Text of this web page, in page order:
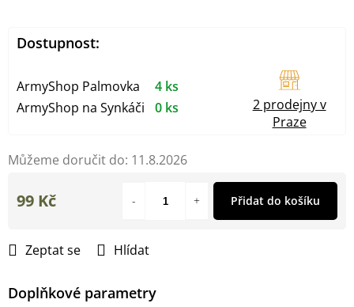
Můžeme doručit do: 11.8.2026
Zeptat se Hlídat
Doplňkové parametry
99 Kč Přidat do košíku
Dostupnost:
ArmyShop Palmovka
4 ks
ArmyShop na Synkáči
0 ks
2 prodejny v
Praze